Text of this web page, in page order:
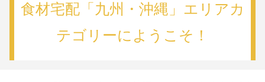
食材宅配「九州・沖縄」エリアカ
テゴリーにようこそ！